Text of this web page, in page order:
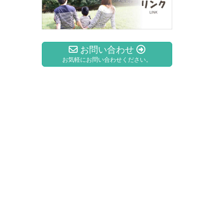
お問い合わせ
お気軽にお問い合わせください。